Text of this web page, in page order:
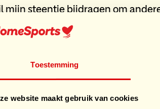
Toestemming
website maakt gebruik van cookies
mijn steentje bijdragen om
Door ...